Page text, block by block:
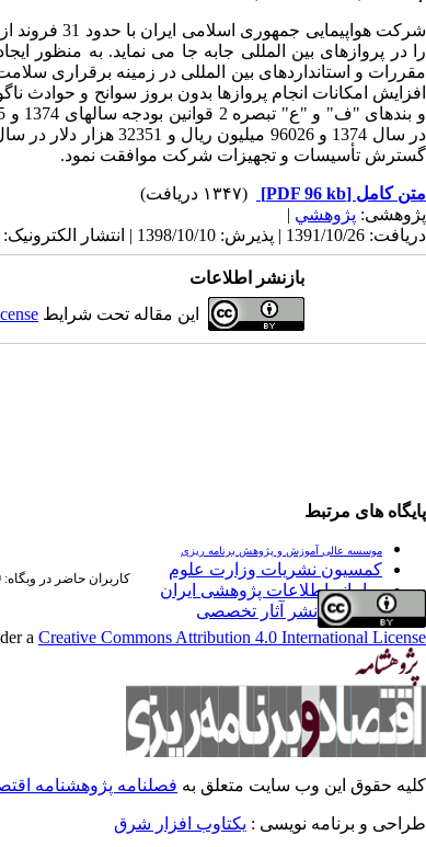
را در پروازهای بین المللی جابه جا می نماید. به منظور
مقررات و استانداردهای بین المللی در زمینه برقراری
گسترش تأسیسات و تجهیزات شرکت موافقت نمود.
متن کامل [PDF 96 kb]
(۱۳۴۷ دریافت)
پژوهشی: پژوهشي |
دریافت: 1391/10/26 | پذیرش: 1398/10/10 | انتشار الکترونیک: 1398/10/10
بازنشر اطلاعات
این مقاله تحت شرایط
پایگاه های مرتبط
موسسه عالی آموزش و پژوهش برنامه ریزی
کمسیون نشریات وزارت علوم
سامانه اطلاعات پژوهشی ایران
فراخوان نشر آثار تخصصی
کاربران حاضر در وبگاه: 0 کاربر;
a Creative Commons Attribution 4.0 International License
کلیه حقوق این وب سایت متعلق به فصلنامه پژوهشنامه
طراحی و برنامه نویسی : یکتاوب افزار شرق